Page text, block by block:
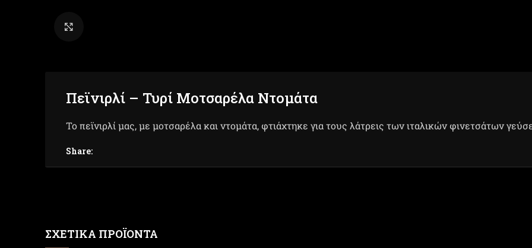
Πεϊνιρλί – Τυρί Μοτσαρέλα Ντομάτα
Το πεϊνιρλί μας, με μοτσαρέλα και ντομάτα, φτιάχτηκε για τους λάτρεις των ιταλικών φινετσάτων
Share:
ΣΧΕΤΙΚΆ ΠΡΟΪΌΝΤΑ